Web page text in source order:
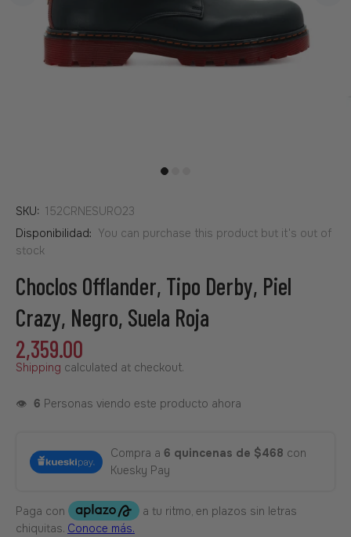
SKU: 152CRNESURO23
Disponibilidad: You can purchase this product but it's out of
stock
Choclos Offlander, Tipo Derby, Piel
Crazy, Negro, Suela Roja
2,359.00
Shipping calculated at checkout.
👁️ 6 Personas viendo este producto ahora
Compra a 6 quincenas de $468 con
Kuesky Pay